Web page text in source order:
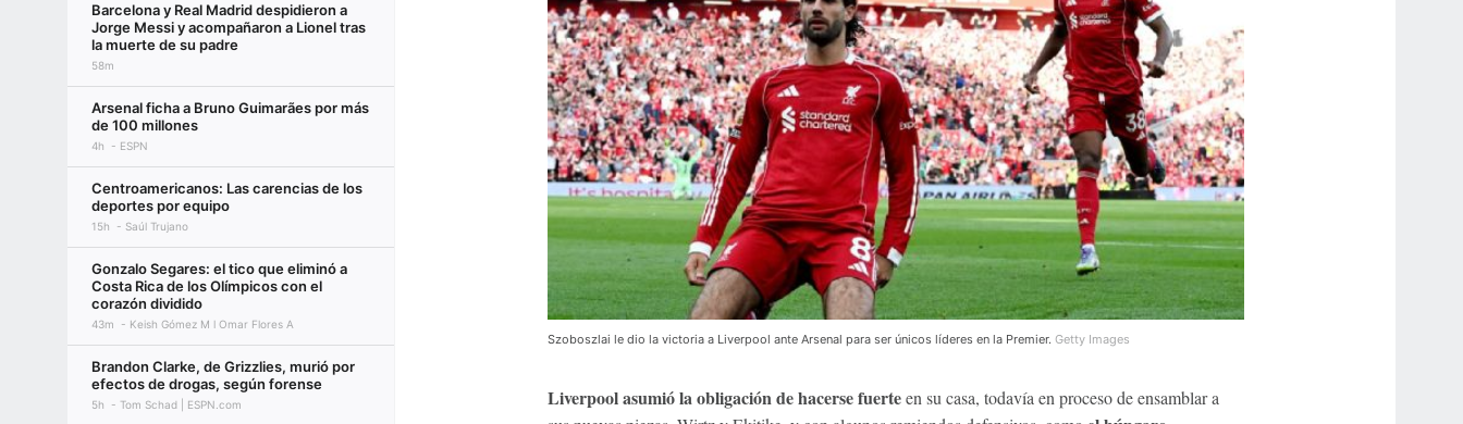
Barcelona y Real Madrid despidieron a
Jorge Messi y acompañaron a Lionel tras
la muerte de su padre
58m
Arsenal ficha a Bruno Guimarães por más
de 100 millones
4h ESPN
Centroamericanos: Las carencias de los
deportes por equipo
15h Saúl Trujano
Gonzalo Segares: el tico que eliminó a
Costa Rica de los Olímpicos con el
corazón dividido
43m Keish Gómez M l Omar Flores A
Brandon Clarke, de Grizzlies, murió por
efectos de drogas, según forense
5h Tom Schad | ESPN.com
Szoboszlai le dio la victoria a Liverpool ante Arsenal para ser únicos líderes en la Premier. Getty Images
Liverpool asumió la obligación de hacerse fuerteen su casa, todavía en proceso de ensamblar a